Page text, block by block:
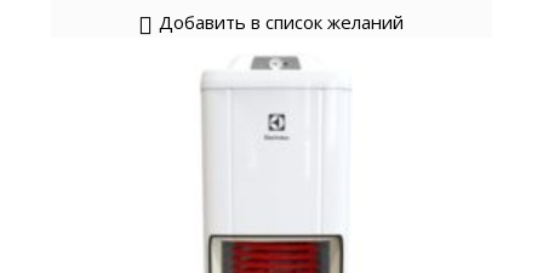
Добавить в список желаний